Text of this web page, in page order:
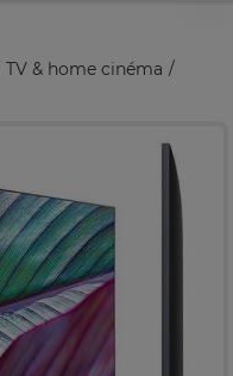
TV & home cinéma